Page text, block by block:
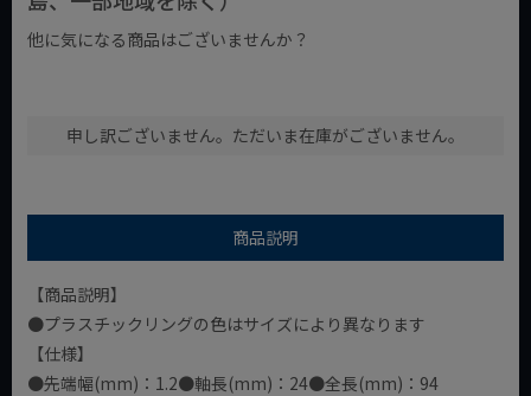
他に気になる商品はございませんか？
申し訳ございません。ただいま在庫がございません。
商品説明
【商品説明】
●プラスチックリングの色はサイズにより異なります
【仕様】
●先端幅(mm)：1.2●軸長(mm)：24●全長(mm)：94